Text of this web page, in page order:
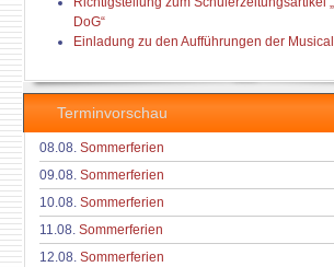
DoG“
Einladung zu den Aufführungen der
Terminvorschau
08.08. Sommerferien
09.08. Sommerferien
10.08. Sommerferien
11.08. Sommerferien
12.08. Sommerferien